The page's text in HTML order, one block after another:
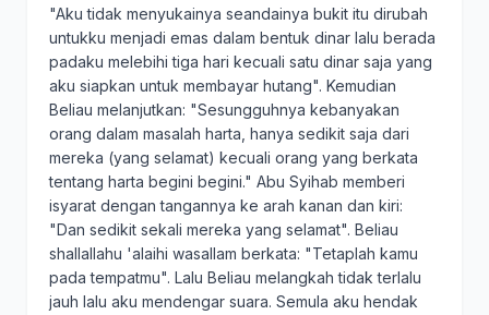
"Aku tidak menyukainya seandainya bukit itu dirubah
untukku menjadi emas dalam bentuk dinar lalu berada
padaku melebihi tiga hari kecuali satu dinar saja yang
aku siapkan untuk membayar hutang". Kemudian
Beliau melanjutkan: "Sesungguhnya kebanyakan
orang dalam masalah harta, hanya sedikit saja dari
mereka (yang selamat) kecuali orang yang berkata
tentang harta begini begini." Abu Syihab memberi
isyarat dengan tangannya ke arah kanan dan kiri:
"Dan sedikit sekali mereka yang selamat". Beliau
shallallahu 'alaihi wasallam berkata: "Tetaplah kamu
pada tempatmu". Lalu Beliau melangkah tidak terlalu
jauh lalu aku mendengar suara. Semula aku hendak